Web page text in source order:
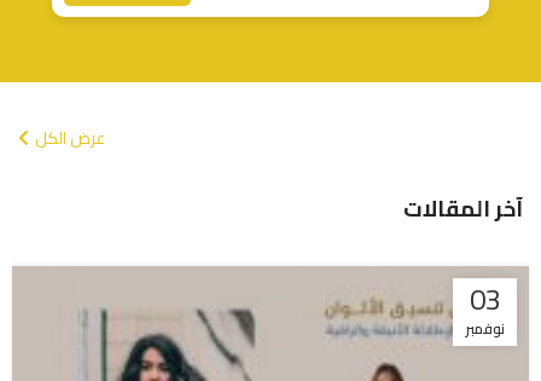
عرض الكل
آخر المقالات
03
نوفمبر